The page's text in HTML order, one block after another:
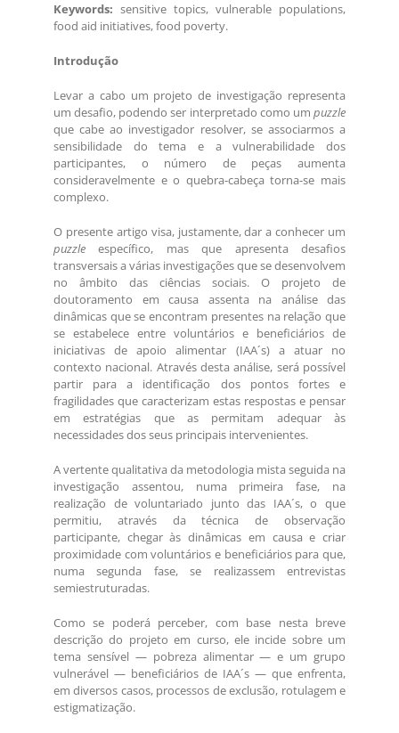
Keywords: sensitive topics, vulnerable populations,
food aid initiatives, food poverty.
Introdução
Levar a cabo um projeto de investigação representa
um desafio, podendo ser interpretado como um puzzle
que cabe ao investigador resolver, se associarmos a
sensibilidade do tema e a vulnerabilidade dos
participantes, o número de peças aumenta
consideravelmente e o quebra-cabeça torna-se mais
complexo.
O presente artigo visa, justamente, dar a conhecer um
puzzle específico, mas que apresenta desafios
transversais a várias investigações que se desenvolvem
no âmbito das ciências sociais. O projeto de
doutoramento em causa assenta na análise das
dinâmicas que se encontram presentes na relação que
se estabelece entre voluntários e beneficiários de
iniciativas de apoio alimentar (IAA´s) a atuar no
contexto nacional. Através desta análise, será possível
partir para a identificação dos pontos fortes e
fragilidades que caracterizam estas respostas e pensar
em estratégias que as permitam adequar às
necessidades dos seus principais intervenientes.
A vertente qualitativa da metodologia mista seguida na
investigação assentou, numa primeira fase, na
realização de voluntariado junto das IAA´s, o que
permitiu, através da técnica de observação
participante, chegar às dinâmicas em causa e criar
proximidade com voluntários e beneficiários para que,
numa segunda fase, se realizassem entrevistas
semiestruturadas.
Como se poderá perceber, com base nesta breve
descrição do projeto em curso, ele incide sobre um
tema sensível — pobreza alimentar — e um grupo
vulnerável — beneficiários de IAA´s — que enfrenta,
em diversos casos, processos de exclusão, rotulagem e
estigmatização.